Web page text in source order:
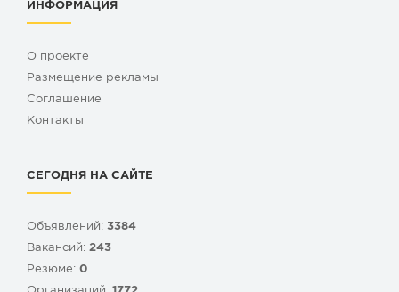
ИНФОРМАЦИЯ
О проекте
Размещение рекламы
Cоглашение
Контакты
СЕГОДНЯ НА САЙТЕ
Объявлений: 3384
Вакансий: 243
Резюме: 0